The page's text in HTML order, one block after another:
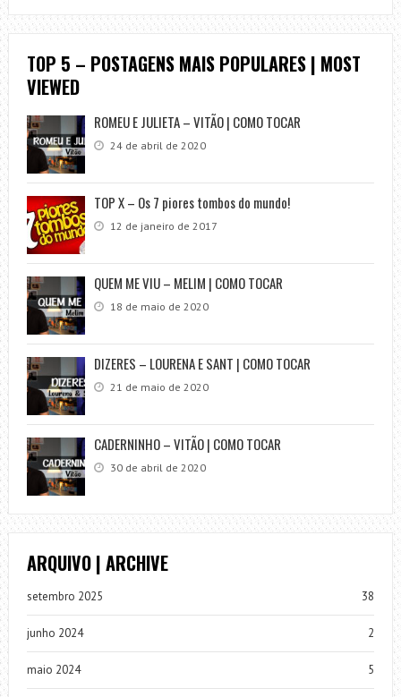
TOP 5 – POSTAGENS MAIS POPULARES | MOST
VIEWED
ROMEU E JULIETA – VITÃO | COMO TOCAR
24 de abril de 2020
TOP X – Os 7 piores tombos do mundo!
12 de janeiro de 2017
QUEM ME VIU – MELIM | COMO TOCAR
18 de maio de 2020
DIZERES – LOURENA E SANT | COMO TOCAR
21 de maio de 2020
CADERNINHO – VITÃO | COMO TOCAR
30 de abril de 2020
ARQUIVO | ARCHIVE
setembro 2025 38
junho 2024 2
maio 2024 5